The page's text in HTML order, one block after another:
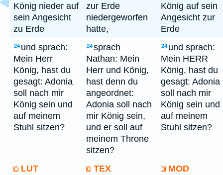
König nieder auf
sein Angesicht
zu Erde
zur Erde
niedergeworfen
hatte,
König auf sein
Angesicht zur
Erde
24 und sprach:
Mein Herr
König, hast du
gesagt: Adonia
soll nach mir
König sein und
auf meinem
Stuhl sitzen?
24sprach
Nathan: Mein
Herr und König,
hast denn du
angeordnet:
Adonia soll nach
mir König sein,
und er soll auf
meinem Throne
sitzen?
24 und sprach:
Mein HERR
König, hast du
gesagt: Adonia
soll nach mir
König sein und
auf meinem
Stuhl sitzen?
LUT TEX MOD